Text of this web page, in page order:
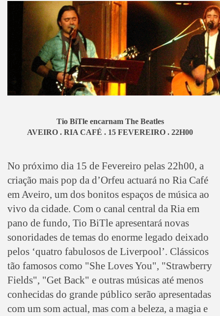
Tio BiTle encarnam The Beatles
AVEIRO . RIA CAFÉ . 15 FEVEREIRO . 22H00
No próximo dia 15 de Fevereiro pelas 22h00, a
criação mais pop da d’Orfeu actuará no Ria Café
em Aveiro, um dos bonitos espaços de música ao
vivo da cidade. Com o canal central da Ria em
pano de fundo, Tio BiTle apresentará novas
sonoridades de temas do enorme legado deixado
pelos ‘quatro fabulosos de Liverpool’. Clássicos
tão famosos como "She Loves You", "Strawberry
Fields", "Get Back" e outras músicas até menos
conhecidas do grande público serão apresentadas
com um som actual, mas com a beleza, a magia e